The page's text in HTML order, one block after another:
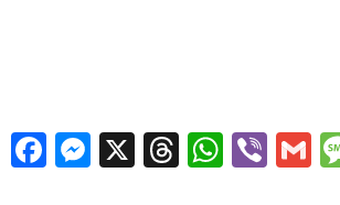
Facebook
Messenger
X Threads